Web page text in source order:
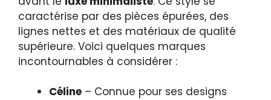
caractérise par des pièces épurées, des
lignes nettes et des matériaux de qualité
supérieure. Voici quelques marques
incontournables à considérer :
Céline – Connue pour ses designs